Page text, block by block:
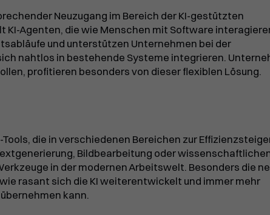
Neuzugang im Bereich der KI-gestützten
Agenten, die wie Menschen mit Software
und unterstützen Unternehmen bei der
nahtlos in bestehende Systeme integrieren.
profitieren besonders von dieser flexiblen Lösung.
die in verschiedenen Bereichen zur
Bildbearbeitung oder
in der modernen Arbeitswelt. Besonders die
rasant sich die KI weiterentwickelt und immer mehr
kann.